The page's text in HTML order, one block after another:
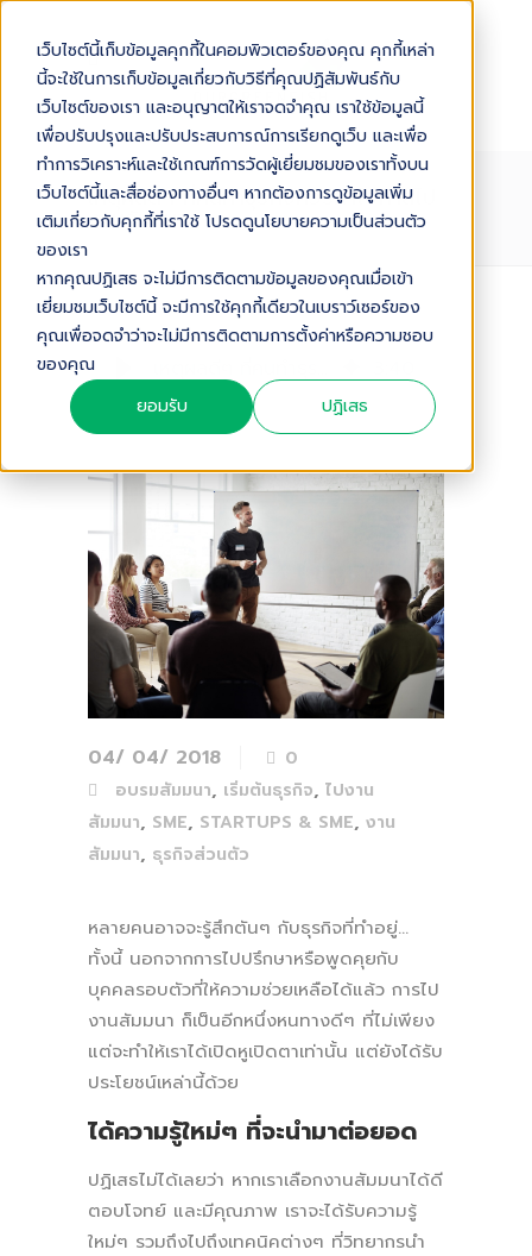
เว็บไซต์นี้เก็บข้อมูลคุกกี้ในคอมพิวเตอร์ของคุณ คุกกี้เหล่า
นี้จะใช้ในการเก็บข้อมูลเกี่ยวกับวิธีที่คุณปฏิสัมพันธ์กับ
เว็บไซต์ของเรา และอนุญาตให้เราจดจำคุณ เราใช้ข้อมูลนี้
เพื่อปรับปรุงและปรับประสบการณ์การเรียกดูเว็บ และเพื่อ
ทำการวิเคราะห์และใช้เกณฑ์การวัดผู้เยี่ยมชมของเราทั้งบน
เว็บไซต์นี้และสื่อช่องทางอื่นๆ หากต้องการดูข้อมูลเพิ่ม
เติมเกี่ยวกับคุกกี้ที่เราใช้ โปรดดูนโยบายความเป็นส่วนตัว
ของเรา
หากคุณปฏิเสธ จะไม่มีการติดตามข้อมูลของคุณเมื่อเข้า
เยี่ยมชมเว็บไซต์นี้ จะมีการใช้คุกกี้เดียวในเบราว์เซอร์ของ
คุณเพื่อจดจำว่าจะไม่มีการติดตามการตั้งค่าหรือความชอบ
ของคุณ
ยอมรับ
ปฏิเสธ
เหตุผลดีๆ ที่คนทำธุรกิจควรหาโอกาสไป
งานสัมมนา
Audio Version
04/ 04/ 2018
0
อบรมสัมมนา, เริ่มต้นธุรกิจ, ไปงาน
สัมมนา, SME, STARTUPS & SME, งาน
สัมมนา, ธุรกิจส่วนตัว
หลายคนอาจจะรู้สึกตันๆ กับธุรกิจที่ทำอยู่...
ทั้งนี้ นอกจากการไปปรึกษาหรือพูดคุยกับ
บุคคลรอบตัวที่ให้ความช่วยเหลือได้แล้ว การไป
งานสัมมนา ก็เป็นอีกหนึ่งหนทางดีๆ ที่ไม่เพียง
แต่จะทำให้เราได้เปิดหูเปิดตาเท่านั้น แต่ยังได้รับ
ประโยชน์เหล่านี้ด้วย
ได้ความรู้ใหม่ๆ ที่จะนำมาต่อยอด
ปฏิเสธไม่ได้เลยว่า หากเราเลือกงานสัมมนาได้ดี
ตอบโจทย์ และมีคุณภาพ เราจะได้รับความรู้
ใหม่ๆ รวมถึงไปถึงเทคนิคต่างๆ ที่วิทยากรนำ